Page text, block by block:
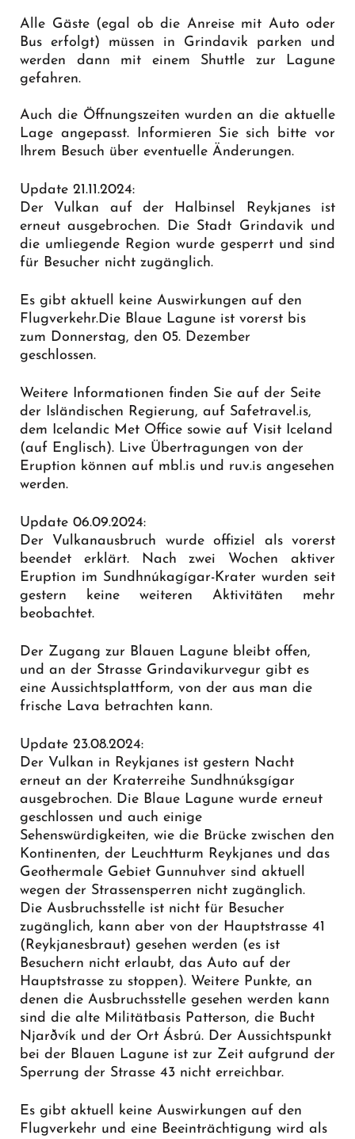
Alle Gäste (egal ob die Anreise mit Auto oder
Bus erfolgt) müssen in Grindavik parken und
werden dann mit einem Shuttle zur Lagune
gefahren.
Auch die Öffnungszeiten wurden an die aktuelle
Lage angepasst. Informieren Sie sich bitte vor
Ihrem Besuch über eventuelle Änderungen.
Update 21.11.2024:
Der Vulkan auf der Halbinsel Reykjanes ist
erneut ausgebrochen. Die Stadt Grindavik und
die umliegende Region wurde gesperrt und sind
für Besucher nicht zugänglich.
Es gibt aktuell keine Auswirkungen auf den
Flugverkehr.Die Blaue Lagune ist vorerst bis
zum Donnerstag, den 05. Dezember
geschlossen.
Weitere Informationen finden Sie auf der Seite
der Isländischen Regierung, auf Safetravel.is,
dem Icelandic Met Office sowie auf Visit Iceland
(auf Englisch). Live Übertragungen von der
Eruption können auf mbl.is und ruv.is angesehen
werden.
Update 06.09.2024:
Der Vulkanausbruch wurde offiziel als vorerst
beendet erklärt. Nach zwei Wochen aktiver
Eruption im Sundhnúkagígar-Krater wurden seit
gestern keine weiteren Aktivitäten mehr
beobachtet.
Der Zugang zur Blauen Lagune bleibt offen,
und an der Strasse Grindavikurvegur gibt es
eine Aussichtsplattform, von der aus man die
frische Lava betrachten kann.
Update 23.08.2024:
Der Vulkan in Reykjanes ist gestern Nacht
erneut an der Kraterreihe Sundhnúksgígar
ausgebrochen. Die Blaue Lagune wurde erneut
geschlossen und auch einige
Sehenswürdigkeiten, wie die Brücke zwischen den
Kontinenten, der Leuchtturm Reykjanes und das
Geothermale Gebiet Gunnuhver sind aktuell
wegen der Strassensperren nicht zugänglich.
Die Ausbruchsstelle ist nicht für Besucher
zugänglich, kann aber von der Hauptstrasse 41
(Reykjanesbraut) gesehen werden (es ist
Besuchern nicht erlaubt, das Auto auf der
Hauptstrasse zu stoppen). Weitere Punkte, an
denen die Ausbruchsstelle gesehen werden kann
sind die alte Militätbasis Patterson, die Bucht
Njarðvík und der Ort Ásbrú. Der Aussichtspunkt
bei der Blauen Lagune ist zur Zeit aufgrund der
Sperrung der Strasse 43 nicht erreichbar.
Es gibt aktuell keine Auswirkungen auf den
Flugverkehr und eine Beeinträchtigung wird als